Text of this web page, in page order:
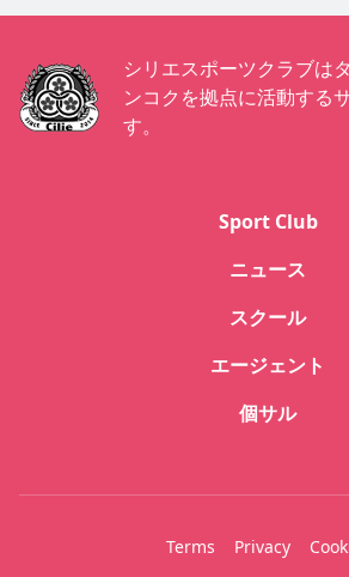
シリエスポーツクラブは
ンコクを拠点に活動する
す。
Sport Club
ニュース
スクール
エージェント
個サル
Terms Privacy